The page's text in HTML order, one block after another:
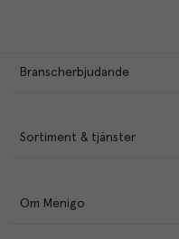
Branscherbjudande
Sortiment & tjänster
Om Menigo